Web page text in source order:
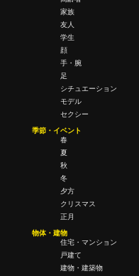
家族
友人
学生
顔
手・腕
足
シチュエーション
モデル
セクシー
季節・イベント
春
夏
秋
冬
夕方
クリスマス
正月
物体・建物
住宅・マンション
戸建て
建物・建築物